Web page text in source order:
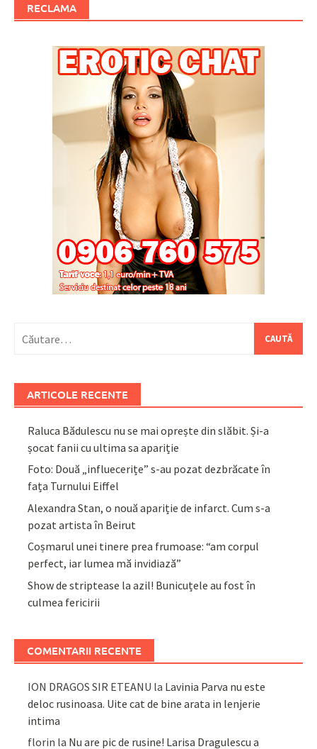
RECLAMA
după:
ARTICOLE RECENTE
Raluca Bădulescu nu se mai oprește din slăbit. Și-a
șocat fanii cu ultima sa apariție
Foto: Două „influecerițe” s-au pozat dezbrăcate în
fața Turnului Eiffel
Alexandra Stan, o nouă apariție de infarct. Cum s-a
pozat artista în Beirut
Coșmarul unei tinere prea frumoase: “am corpul
perfect, iar lumea mă invidiază”
Show de striptease la azil! Bunicuțele au fost în
culmea fericirii
COMENTARII RECENTE
ION DRAGOS SIR ETEANU la Lavinia Parva nu este
deloc rusinoasa. Uite cat de bine arata in lenjerie
intima
florin la Nu are pic de rusine! Larisa Dragulescu a